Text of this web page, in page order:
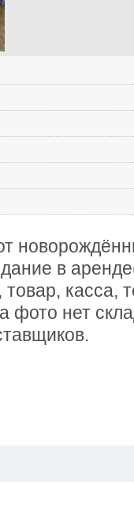
в
товар, касса,
фото нет